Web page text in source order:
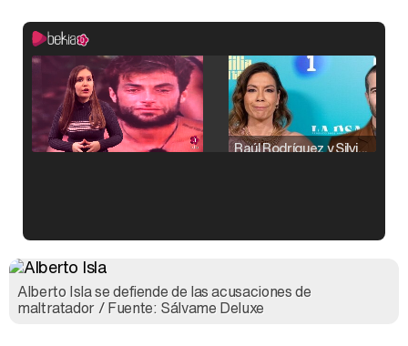
Raúl Rodríguez y Silvia Taulés nos cuentan su papel en 'La familia de la tele'
Alberto Isla se defiende de las acusaciones de
maltratador / Fuente: Sálvame Deluxe